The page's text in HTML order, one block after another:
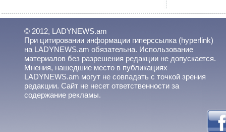
© 2012, LADYNEWS.am
При цитировании информации гиперссылка (hyperlink)
на LADYNEWS.am обязательна. Использование
материалов без разрешения редакции не допускается.
Мнения, нашедшие место в публикациях
LADYNEWS.am могут не совпадать с точкой зрения
редакции. Сайт не несет ответственности за
содержание рекламы.